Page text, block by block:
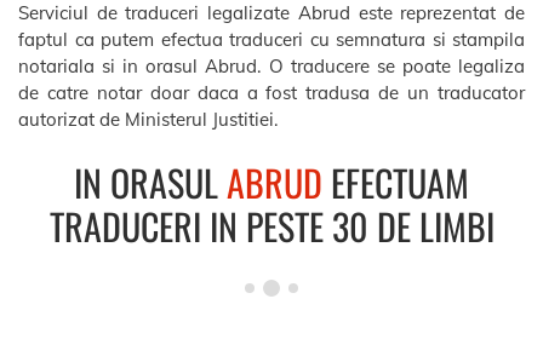
Serviciul de traduceri legalizate Abrud este reprezentat de
faptul ca putem efectua traduceri cu semnatura si stampila
notariala si in orasul Abrud. O traducere se poate legaliza
de catre notar doar daca a fost tradusa de un traducator
autorizat de Ministerul Justitiei.
IN ORASULABRUD EFECTUAM
TRADUCERI IN PESTE 30 DE LIMBI